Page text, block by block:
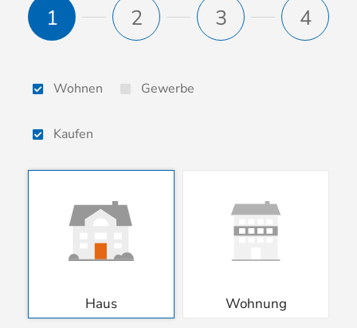
1 2 3 4
Wohnen Gewerbe
Kaufen
Haus Wohnung